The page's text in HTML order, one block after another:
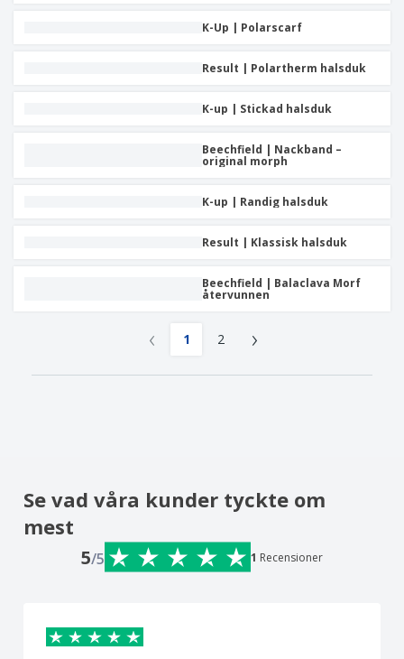
K-Up | Polarscarf
Result | Polartherm halsduk
K-up | Stickad halsduk
Beechfield | Nackband –
original morph
K-up | Randig halsduk
Result | Klassisk halsduk
Beechfield | Balaclava Morf
återvunnen
‹ 1 2 ›
Se vad våra kunder tyckte om
mest
5/5 1 Recensioner